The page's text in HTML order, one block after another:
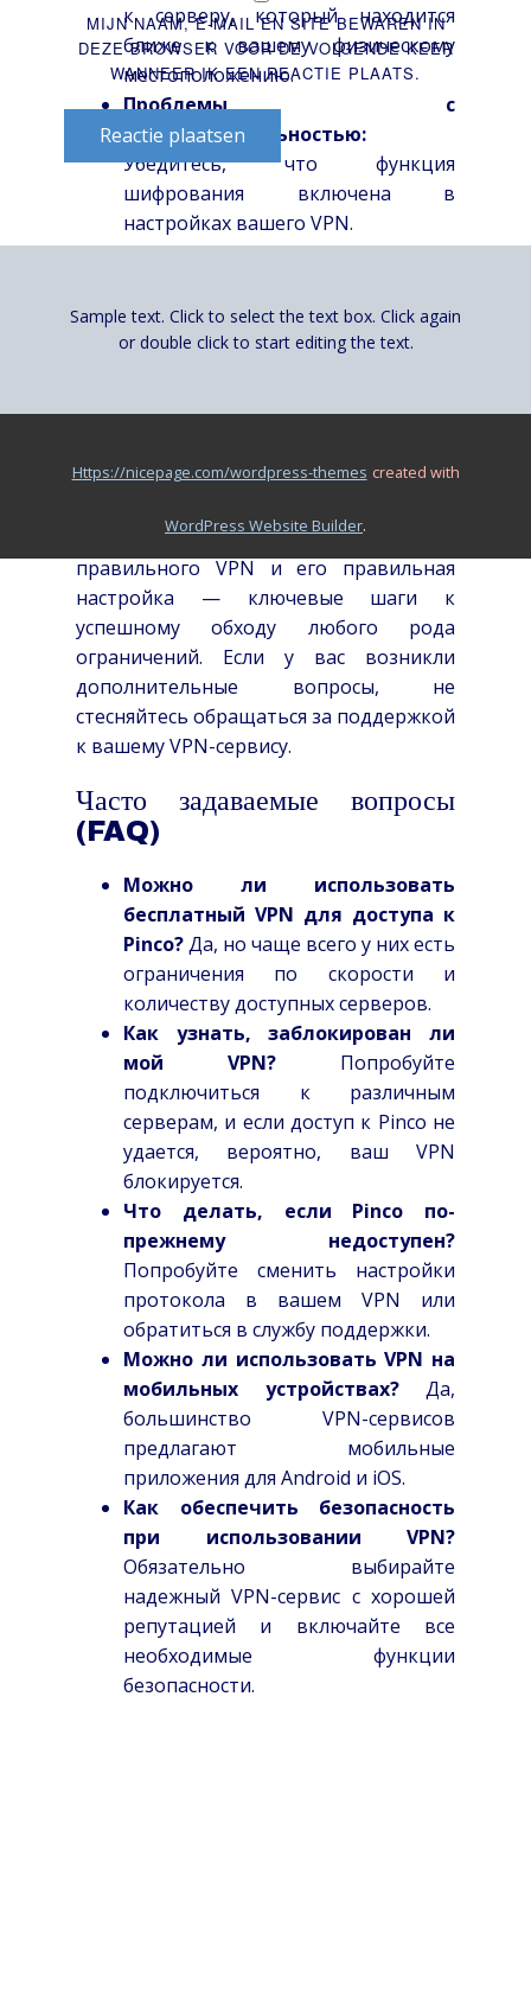
к серверу, который находится
ближе к вашему физическому
местоположению.
Проблемы с
конфиденциальностью:
Убедитесь, что функция
шифрования включена в
настройках вашего VPN.
Использование VPN для доступа к Pinco
может существенно облегчить вашу
регионе с жесткими лимитациями.
настройке и конфигурации, вы сможете
доступ к желаемому контенту. Выбор
правильного VPN и его правильная
настройка — ключевые шаги к
успешному обходу любого рода
ограничений. Если у вас возникли
дополнительные вопросы, не
стесняйтесь обращаться за поддержкой
к вашему VPN-сервису.
Часто задаваемые вопросы
(FAQ)
Можно ли использовать
бесплатный VPN для доступа к
Pinco?Да, но чаще всего у них есть
ограничения по скорости и
количеству доступных серверов.
Как узнать, заблокирован ли
мой VPN? Попробуйте
подключиться к различным
серверам, и если доступ к Pinco не
удается, вероятно, ваш VPN
блокируется.
Что делать, если Pinco по-
прежнему недоступен?
Попробуйте сменить настройки
протокола в вашем VPN или
обратиться в службу поддержки.
Можно ли использовать VPN на
мобильных устройствах?Да,
большинство VPN-сервисов
предлагают мобильные
приложения для Android и iOS.
Как обеспечить безопасность
при использовании VPN?
Обязательно выбирайте
надежный VPN-сервис с хорошей
репутацией и включайте все
необходимые функции
безопасности.
MIJN NAAM, E-MAIL EN SITE BEWAREN IN
DEZE BROWSER VOOR DE VOLGENDE KEER
WANNEER IK EEN REACTIE PLAATS.
Reactie plaatsen
Sample text. Click to select the text box. Click again
or double click to start editing the text.
https://nicepage.com/wordpress-themes created with
WordPress Website Builder.